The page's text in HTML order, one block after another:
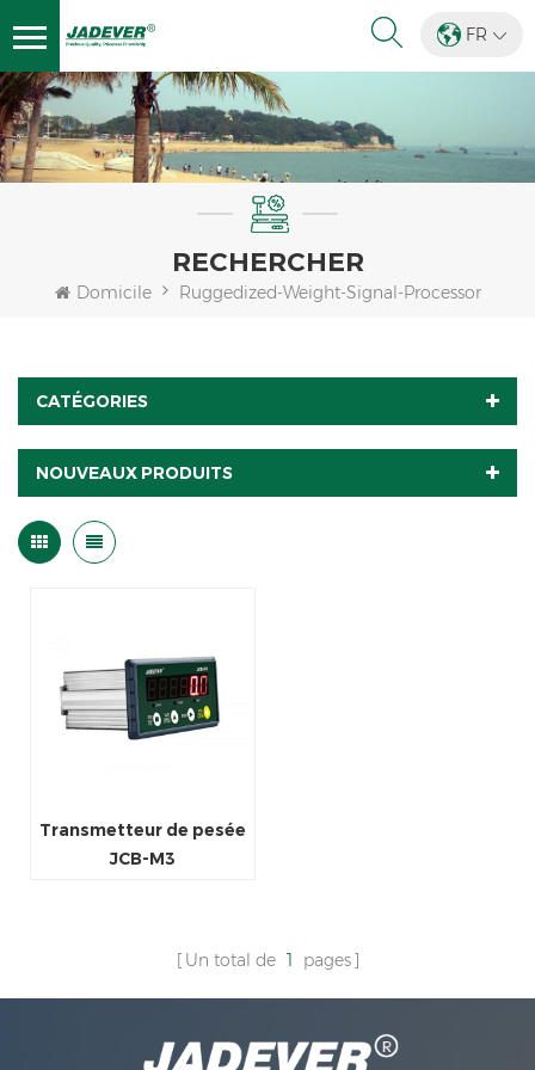
FR
RECHERCHER
Domicile Ruggedized-Weight-Signal-Processor
CATÉGORIES
NOUVEAUX PRODUITS
Transmetteur de pesée
JCB-M3
Un total de 1 pages